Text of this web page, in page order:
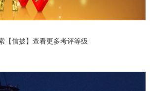
【信披】查看更多考评等级